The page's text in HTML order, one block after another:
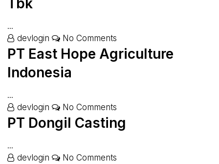
Tbk
...
devlogin
No Comments
PT East Hope Agriculture
Indonesia
...
devlogin
No Comments
PT Dongil Casting
...
devlogin
No Comments